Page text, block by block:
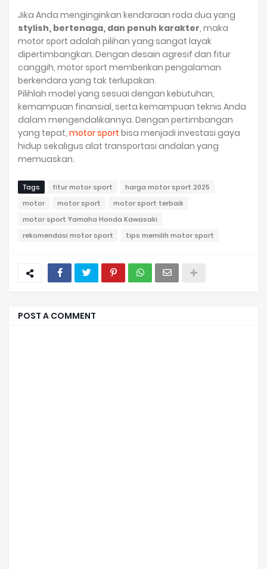
Jika Anda menginginkan kendaraan roda dua yang
stylish, bertenaga, dan penuh karakter, maka
motor sport adalah pilihan yang sangat layak
dipertimbangkan. Dengan desain agresif dan fitur
canggih, motor sport memberikan pengalaman
berkendara yang tak terlupakan.
Pilihlah model yang sesuai dengan kebutuhan,
kemampuan finansial, serta kemampuan teknis Anda
dalam mengendalikannya. Dengan pertimbangan
yang tepat, motor sport bisa menjadi investasi gaya
hidup sekaligus alat transportasi andalan yang
memuaskan.
Tags fitur motor sport
harga motor sport 2025
motor
motor sport
motor sport terbaik
motor sport Yamaha Honda Kawasaki
rekomendasi motor sport
tips memilih motor sport
POST A COMMENT